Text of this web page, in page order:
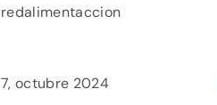
redalimentaccion
7, octubre 2024